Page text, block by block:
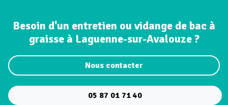
Besoin d'un entretien ou vidange de bac à
graisse à Laguenne-sur-Avalouze ?
Nous contacter
05 87 01 71 40